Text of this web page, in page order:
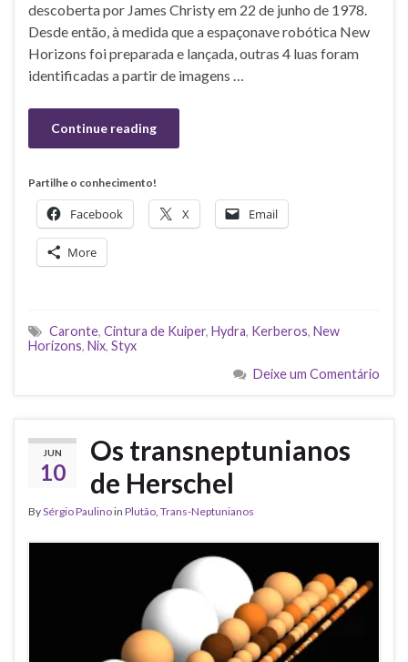
descoberta por James Christy em 22 de junho de 1978.
Desde então, à medida que a espaçonave robótica New
Horizons foi preparada e lançada, outras 4 luas foram
identificadas a partir de imagens …
Continue reading
Partilhe o conhecimento!
Facebook X Email
More
Caronte, Cintura de Kuiper, Hydra, Kerberos, New
Horizons, Nix, Styx
Deixe um Comentário
JUN
10
Os transneptunianos
de Herschel
BySérgio Paulinoin Plutão, Trans-Neptunianos